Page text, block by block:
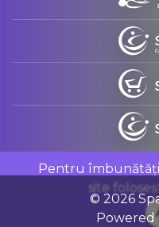
© 2026
Pentru
site